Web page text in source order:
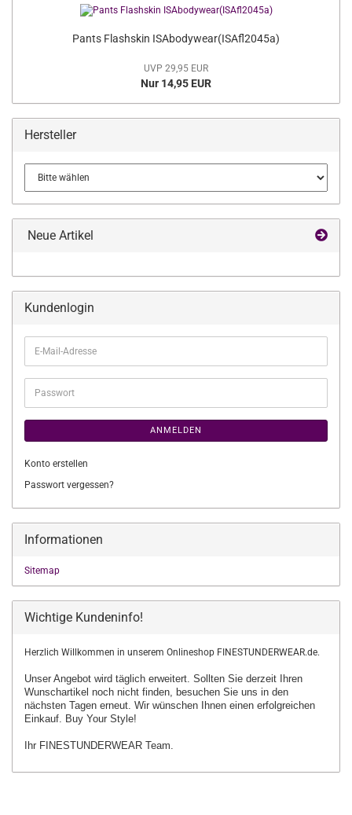
Pants Flashskin ISAbodywear(ISAfl2045a)
UVP 29,95 EUR
Nur 14,95 EUR
Hersteller
Neue Artikel
Kundenlogin
E-
Mail-
Adresse
Passwort
ANMELDEN
Konto erstellen
Passwort vergessen?
Informationen
Sitemap
Wichtige Kundeninfo!
Herzlich Willkommen in unserem Onlineshop FINESTUNDERWEAR.de.
Unser Angebot wird täglich erweitert. Sollten Sie derzeit Ihren
Wunschartikel noch nicht finden, besuchen Sie uns in den
nächsten Tagen erneut. Wir wünschen Ihnen einen erfolgreichen
Einkauf. Buy Your Style!
Ihr FINESTUNDERWEAR Team.